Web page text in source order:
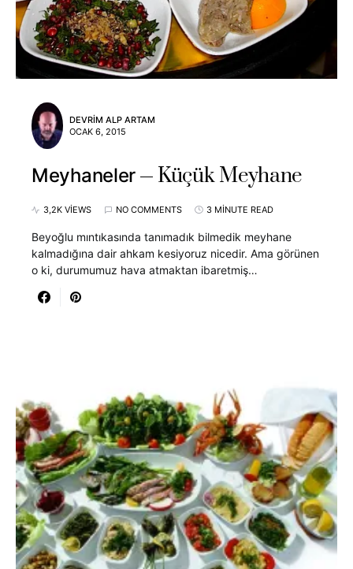
DEVRIM ALP ARTAM
OCAK 6, 2015
Meyhaneler Küçük Meyhane
3,2K VIEWS NO COMMENTS 3 MINUTE READ
Beyoğlu mıntıkasında tanımadık bilmedik meyhane
kalmadığına dair ahkam kesiyoruz nicedir. Ama görünen
o ki, durumumuz hava atmaktan ibaretmiş…